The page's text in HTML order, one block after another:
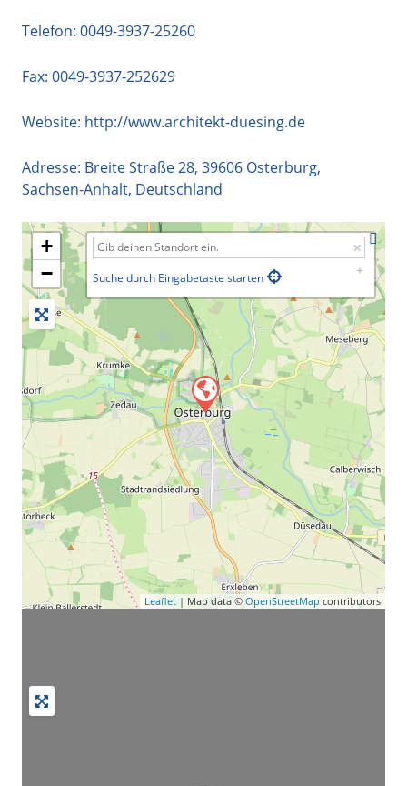
Telefon: 0049-3937-25260
Fax: 0049-3937-252629
Website: http://www.architekt-duesing.de
Adresse: Breite Straße 28, 39606 Osterburg,
Sachsen-Anhalt, Deutschland
+
−
Suche durch Eingabetaste starten
Leaflet | Map data ©OpenStreetMap contributors